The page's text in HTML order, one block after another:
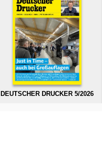
DEUTSCHER DRUCKER 5/2026